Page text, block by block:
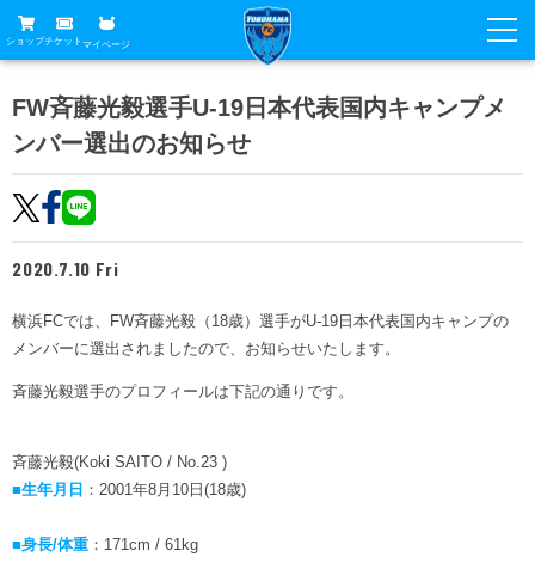
ショップチケット マイページ
グッズ
ホームタウン
トップチーム
試合
試合
試合日程
チケット
チケットガイド
席種・価格表
チケット購入方法
ニッパツシート
チーム
選手・スタッフ
観戦ガイド
横浜FC観戦ガイド
観戦ルール・マナー
クラブ
フリ丸のページ
ヒストリー
ファン
クラブメンバー
FW斉藤光毅選手U-19日本代表国内キャンプメ
ンバー選出のお知らせ
2020.7.10 Fri
横浜FCでは、FW斉藤光毅（18歳）選手がU-19日本代表国内キャンプの
メンバーに選出されましたので、お知らせいたします。
斉藤光毅選手のプロフィールは下記の通りです。
斉藤光毅(Koki SAITO / No.23 )
■生年月日 ：2001年8月10日(18歳)
■身長/体重 ：171cm / 61kg